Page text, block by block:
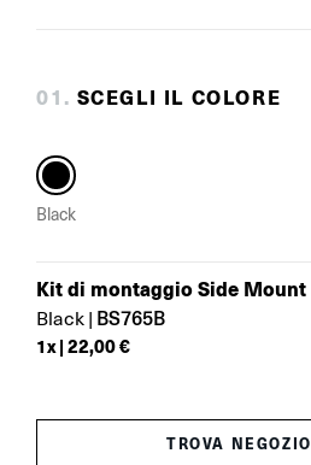
01 . SCEGLI IL COLORE
Black
Kit di montaggio Side Mount
Black | BS765B
1x | 22,00 €
TROVA NEGOZIO